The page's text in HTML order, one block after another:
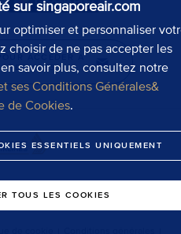
sur singaporeair.com
optimiser et personnaliser
choisir de ne pas accepter les
savoir plus, consultez notre
ses Conditions Générales&
de Cookies.
ESSENTIELS UNIQUEMENT
TOUS LES COOKIES